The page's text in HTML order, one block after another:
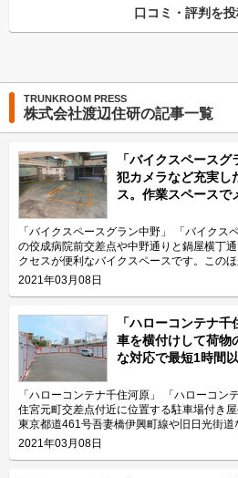
口コミ・評判を
TRUNKROOM PRESS
株式会社渡辺住研の記事一覧
「バイクスペース
犯カメラなど充実し
ス。作業スペースで
「バイクスペースグラン中野」 「バイクスペースグラン中野」は環七通り
の佼成病院前交差点や中野通りと鍋屋横丁
クセスが便利なバイクスペースです。この
士見町駅からのアクセスも便利です。 運営
ンタル収納スペース事業で20年以上の実績
（2019年12月）を展開していて、東武東上
を提供しております。 今回は、株式会社渡
スペースグラン中野」の特長や利用用途などをご
スペースグラン中野」の特長を教えてください。 「バイクスペー
中野」は月額12,500円（税込）で利用でき
京都内でリーズナブルな価格で、充実した
開発された当施設は、電気や水道などを完
という付加価値を創出しています。施設内
のでバイクの充電も可能なほか、地下の施
いという特色もありますので、暖気運転などの作
な方がご利用されているのでしょうか？ 施設がある杉並区和田周辺や近接
2021年03月08日
「ハローコンテナ
車を横付けして荷物
な対応で最短1時間
「ハローコンテナ千住河原」 「ハローコンテナ千住河原」は日光街道の千
住宮元町交差点付近に位置する駐車場付き
東京都道461号吾妻橋伊興町線や旧日光街
す。また京成本線千住大橋駅からも徒歩8分
交通機関を利用する場合も便利です。 運営
2021年03月08日